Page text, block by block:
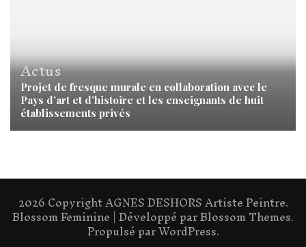
Actus
Projet de fresque murale en collaboration avec le
Pays d’art et d’histoire et les enseignants de huit
établissements privés
2026 CopyrightAGNES DESHORS Artiste Peintre.
Blossom Feminine | Développé parBlossom Themes.
Propulsé parWordPress.